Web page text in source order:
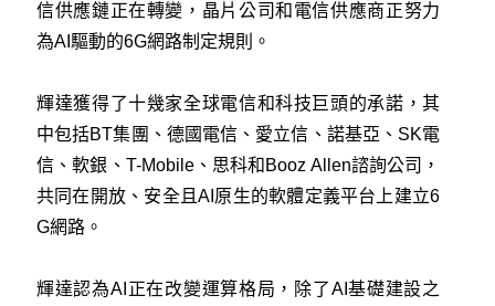
信供應鏈正在轉變，晶片公司和電信供應商正努力
為AI驅動的6G網路制定規則。
輝達獲得了十幾家全球電信和科技巨頭的承諾，其
中包括BT集團、德國電信、愛立信、諾基亞、SK電
信、軟銀、T-Mobile、思科和Booz Allen諮詢公司，
共同在開放、安全且AI原生的軟體定義平台上建立6
G網路。
輝達認為AI正在改變運算格局，除了AI基礎建設之